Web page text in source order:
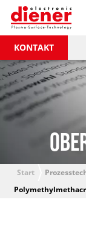
KONTAKT
Start